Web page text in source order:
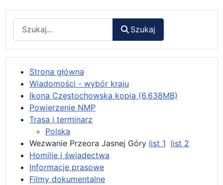
Szukaj
Strona główna
Wiadomości - wybór kraju
Ikona Częstochowska kopia (6,638MB)
Powierzenie NMP
Trasa i terminarz
Polska
Wezwanie Przeora Jasnej Góry list 1 list 2
Homilie i świadectwa
Informacje prasowe
Filmy dokumentalne